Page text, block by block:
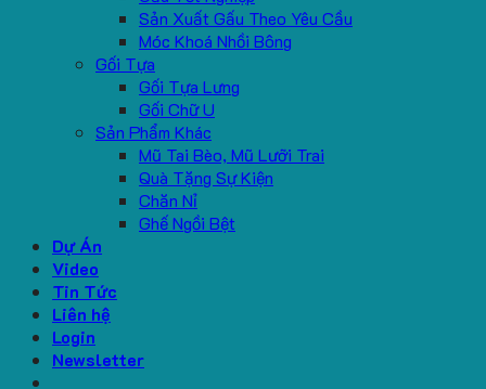
Sản Xuất Gấu Theo Yêu Cầu
Móc Khoá Nhồi Bông
Gối Tựa
Gối Tựa Lưng
Gối Chữ U
Sản Phẩm Khác
Mũ Tai Bèo, Mũ Lưỡi Trai
Quà Tặng Sự Kiện
Chăn Nỉ
Ghế Ngồi Bệt
Dự Án
Video
Tin Tức
Liên hệ
Login
Newsletter